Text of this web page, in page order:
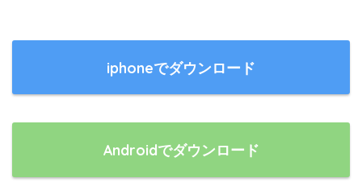
iphoneでダウンロード
Androidでダウンロード